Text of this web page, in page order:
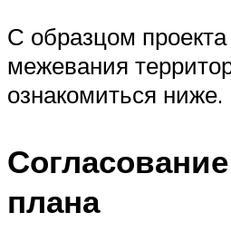
С образцом
межевания
ознакомиться ниже.
плана